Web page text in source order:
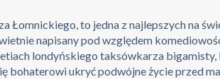
Łomnickiego, to jedna z najlepszych na
napisany pod względem
londyńskiego taksówkarza
bohaterowi ukryć podwójne życie przed